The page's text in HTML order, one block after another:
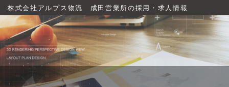
株式会社アルプス物流 成田営業所の採用・求人情報